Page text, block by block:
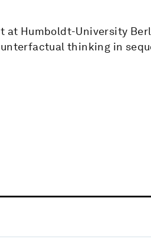
at Humboldt-University
thinking in